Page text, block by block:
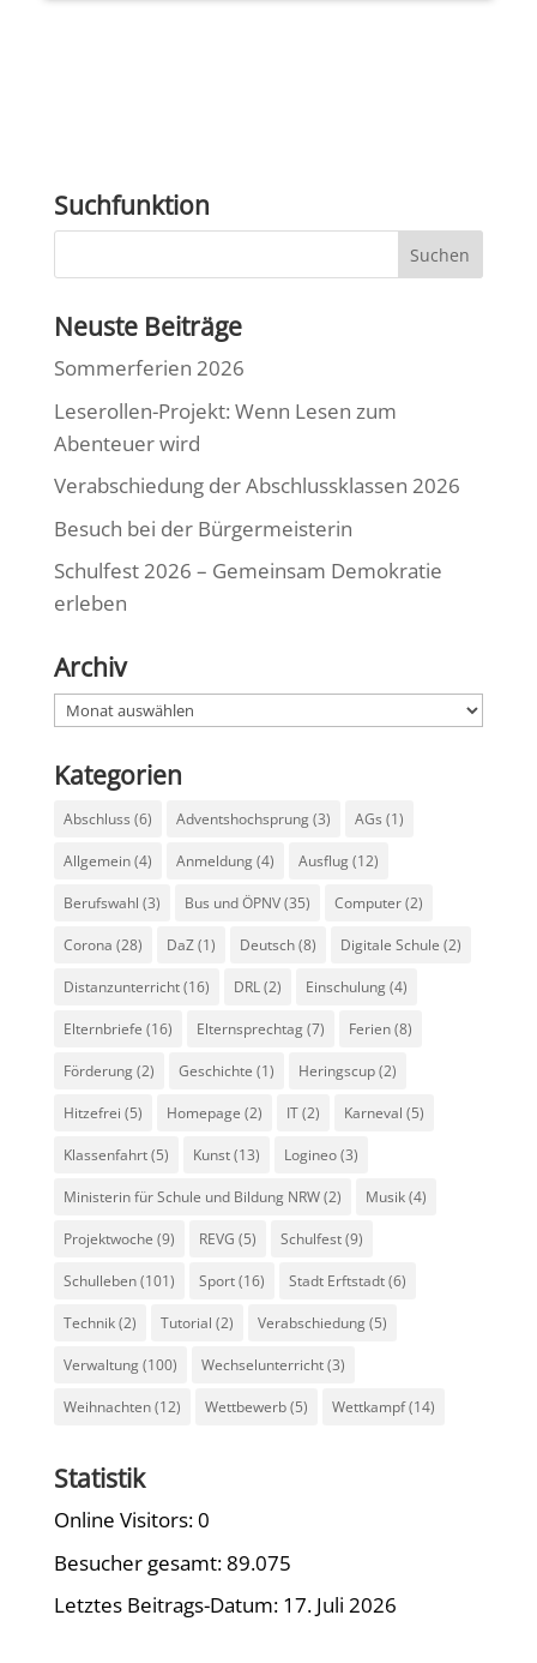
Suchfunktion
Neuste Beiträge
Sommerferien 2026
Leserollen-Projekt: Wenn Lesen zum
Abenteuer wird
Verabschiedung der Abschlussklassen 2026
Besuch bei der Bürgermeisterin
Schulfest 2026 – Gemeinsam Demokratie
erleben
Archiv
Archiv
Kategorien
Abschluss (6) Adventshochsprung(3) AGs (1)
Allgemein(4) Anmeldung(4) Ausflug(12)
Berufswahl (3) Bus und ÖPNV(35) Computer(2)
Corona (28) DaZ(1) Deutsch(8) Digitale Schule (2)
Distanzunterricht(16) DRL(2) Einschulung(4)
Elternbriefe (16) Elternsprechtag(7) Ferien(8)
Förderung(2) Geschichte (1) Heringscup(2)
Hitzefrei (5) Homepage (2) IT(2) Karneval (5)
Klassenfahrt(5) Kunst(13) Logineo(3)
Ministerin für Schule und Bildung NRW(2) Musik(4)
Projektwoche (9) REVG (5) Schulfest(9)
Schulleben(101) Sport(16) Stadt Erftstadt(6)
Technik(2) Tutorial (2) Verabschiedung(5)
Verwaltung(100) Wechselunterricht(3)
Weihnachten(12) Wettbewerb(5) Wettkampf(14)
Statistik
Online Visitors:0
Besucher gesamt:89.075
Letztes Beitrags-Datum: 17. Juli 2026